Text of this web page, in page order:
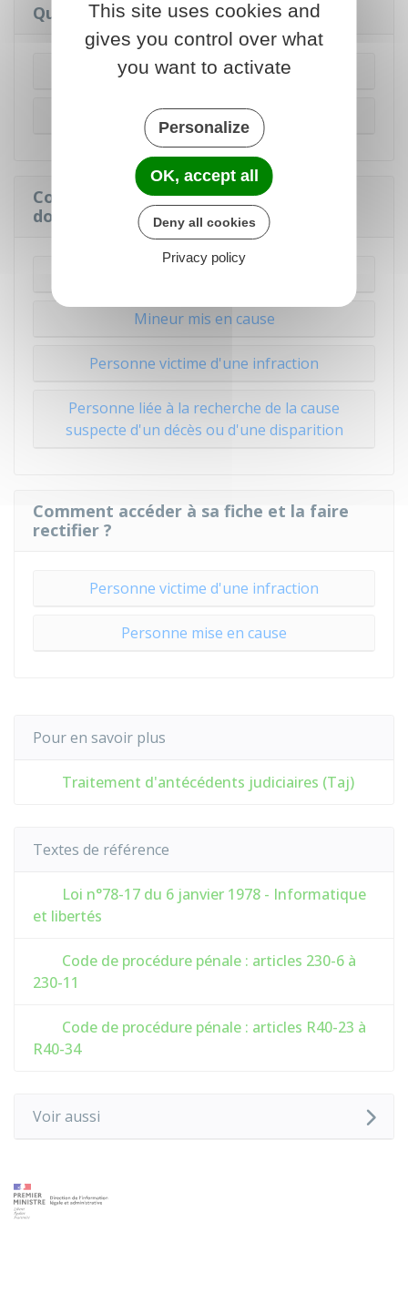
Qui a le droit de consulter le Taj ?
Pour une enquête judiciaire
Pour une enquête administrative
Combien de temps sont conservées les
données dans le Taj ?
Mineur mis en cause
Personne victime d'une infraction
Personne liée à la recherche de la cause
suspecte d'un décès ou d'une disparition
Comment accéder à sa fiche et la faire
rectifier ?
Personne victime d'une infraction
Personne mise en cause
Pour en savoir plus
Traitement d'antécédents judiciaires (Taj)
Textes de référence
Loi n°78-17 du 6 janvier 1978 - Informatique
et libertés
Code de procédure pénale : articles 230-6 à
230-11
Code de procédure pénale : articles R40-23 à
R40-34
Voir aussi
This site uses cookies and
gives you control over what
you want to activate
Personalize
OK, accept all
Deny all cookies
Privacy policy